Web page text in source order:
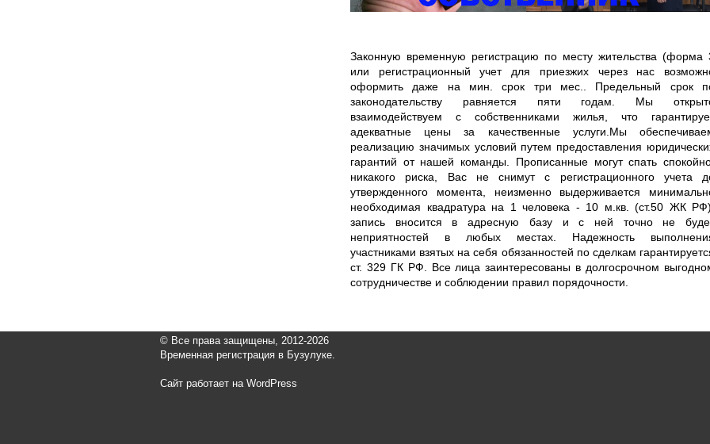
Законную временную регистрацию по месту жительства (форма
или регистрационный учет для приезжих через нас
оформить даже на мин. срок три мес.. Предельный срок
законодательству равняется пяти годам. Мы
взаимодействуем с собственниками жилья, что
адекватные цены за качественные услуги.Мы
реализацию значимых условий путем предоставления
гарантий от нашей команды. Прописанные могут спать
никакого риска, Вас не снимут с регистрационного учета
утвержденного момента, неизменно выдерживается
необходимая квадратура на 1 человека - 10 м.кв. (ст.50 ЖК
запись вносится в адресную базу и с ней точно не
неприятностей в любых местах. Надежность
участниками взятых на себя обязанностей по сделкам
ст. 329 ГК РФ. Все лица заинтересованы в долгосрочном
сотрудничестве и соблюдении правил порядочности.
© Все права защищены, 2012-2026
Временная регистрация в Бузулуке.
Сайт работает на WordPress